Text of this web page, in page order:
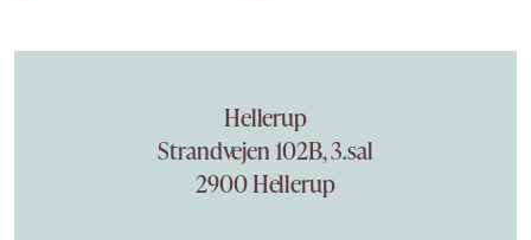
Hellerup
Strandvejen 102B, 3.sal
2900 Hellerup